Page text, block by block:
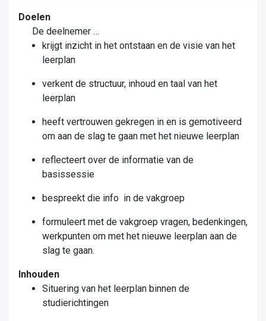
Doelen
De deelnemer …
krijgt inzicht in het ontstaan en de visie van het
leerplan
verkent de structuur, inhoud en taal van het
leerplan
heeft vertrouwen gekregen in en is gemotiveerd
om aan de slag te gaan met het nieuwe leerplan
reflecteert over de informatie van de
basissessie
bespreekt die info in de vakgroep
formuleert met de vakgroep vragen, bedenkingen,
werkpunten om met het nieuwe leerplan aan de
slag te gaan.
Inhouden
Situering van het leerplan binnen de
studierichtingen